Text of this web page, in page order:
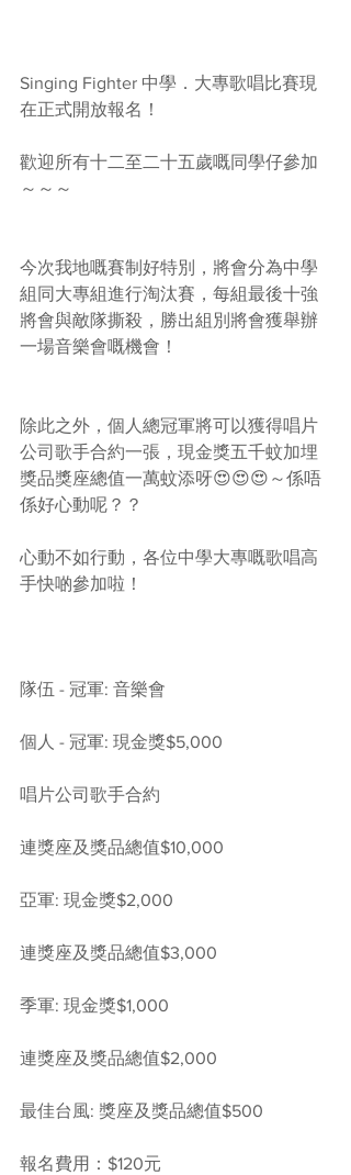
Singing Fighter 中學．大專歌唱比賽現
在正式開放報名！
歡迎所有十二至二十五歲嘅同學仔參加
～～～
今次我地嘅賽制好特別，將會分為中學
組同大專組進行淘汰賽，每組最後十強
將會與敵隊撕殺，勝出組別將會獲舉辦
一場音樂會嘅機會！
除此之外，個人總冠軍將可以獲得唱片
公司歌手合約一張，現金獎五千蚊加埋
獎品獎座總值一萬蚊添呀😍😍😍～係唔
係好心動呢？？
心動不如行動，各位中學大專嘅歌唱高
手快啲參加啦！
隊伍 - 冠軍: 音樂會
個人 - 冠軍: 現金獎$5,000
唱片公司歌手合約
連獎座及獎品總值$10,000
亞軍: 現金獎$2,000
連獎座及獎品總值$3,000
季軍: 現金獎$1,000
連獎座及獎品總值$2,000
最佳台風: 獎座及獎品總值$500
報名費用：$120元